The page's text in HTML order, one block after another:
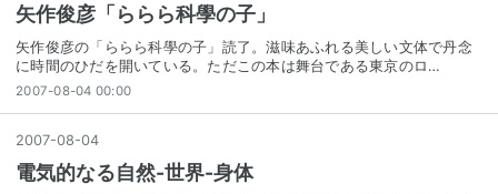
矢作俊彦「ららら科學の子」
矢作俊彦の「ららら科學の子」読了。滋味あふれる美しい文体で丹念
に時間のひだを開いている。ただこの本は舞台である東京のロ…
2007-08-04 00:00
2007-08-04
電気的なる自然-世界-身体